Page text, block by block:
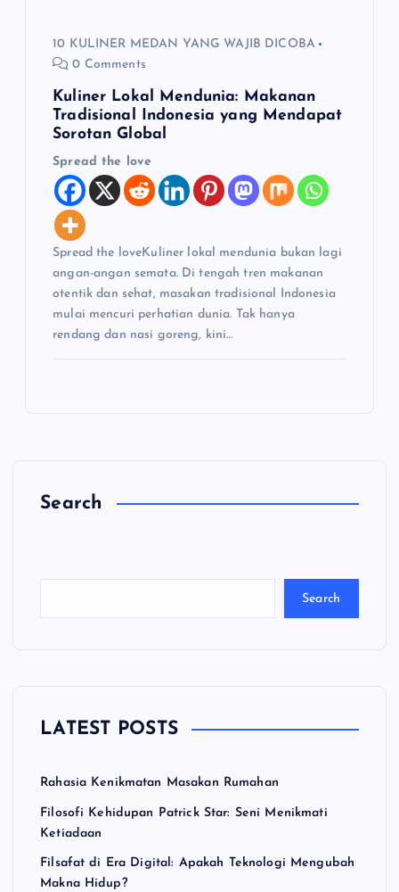
10 KULINER MEDAN YANG WAJIB DICOBA
0 Comments
Kuliner Lokal Mendunia: Makanan
Tradisional Indonesia yang Mendapat
Sorotan Global
Spread the love
Spread the loveKuliner lokal mendunia bukan lagi
angan-angan semata. Di tengah tren makanan
otentik dan sehat, masakan tradisional Indonesia
mulai mencuri perhatian dunia. Tak hanya
rendang dan nasi goreng, kini…
Search
Search
LATEST POSTS
Rahasia Kenikmatan Masakan Rumahan
Filosofi Kehidupan Patrick Star: Seni Menikmati
Ketiadaan
Filsafat di Era Digital: Apakah Teknologi Mengubah
Makna Hidup?